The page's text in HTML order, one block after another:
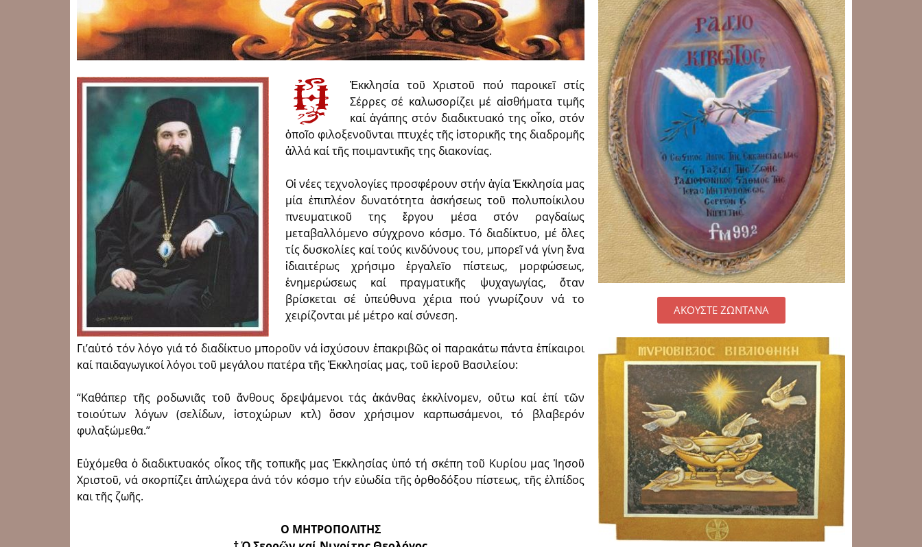
Ἐκκλησία τοῦ Χριστοῦ πού παροικεῖ στίς
Σέρρες σέ καλωσορίζει μέ αἰσθήματα τιμῆς
καί ἀγάπης στόν διαδικτυακό της οἶκο, στόν
ὁποῖο φιλοξενοῦνται πτυχές τῆς ἱστορικῆς της διαδρομῆς
ἀλλά καί τῆς ποιμαντικῆς της διακονίας.
Οἱ νέες τεχνολογίες προσφέρουν στήν ἁγία Ἐκκλησία μας
μία ἐπιπλέον δυνατότητα ἀσκήσεως τοῦ πολυποίκιλου
πνευματικοῦ της ἔργου μέσα στόν ραγδαίως
μεταβαλλόμενο σύγχρονο κόσμο. Τό διαδίκτυο, μέ ὅλες
τίς δυσκολίες καί τούς κινδύνους του, μπορεῖ νά γίνη ἕνα
ἰδιαιτέρως χρήσιμο ἐργαλεῖο πίστεως, μορφώσεως,
ἐνημερώσεως καί πραγματικῆς ψυχαγωγίας, ὅταν
βρίσκεται σέ ὑπεύθυνα χέρια πού γνωρίζουν νά το
χειρίζονται μέ μέτρο καί σύνεση.
Γι’αὐτό τόν λόγο γιά τό διαδίκτυο μποροῦν νά ἰσχύσουν ἐπακριβῶς οἱ παρακάτω πάντα ἐπίκαιροι
καί παιδαγωγικοί λόγοι τοῦ μεγάλου πατέρα τῆς Ἐκκλησίας μας, τοῦ ἱεροῦ Βασιλείου:
“Καθάπερ τῆς ροδωνιᾶς τοῦ ἄνθους δρεψάμενοι τάς ἀκάνθας ἐκκλίνομεν, οὕτω καί ἐπί τῶν
τοιούτων λόγων (σελίδων, ἰστοχώρων κτλ) ὅσον χρήσιμον καρπωσάμενοι, τό βλαβερόν
φυλαξώμεθα.”
Εὐχόμεθα ὁ διαδικτυακός οἶκος τῆς τοπικῆς μας Ἐκκλησίας ὑπό τή σκέπη τοῦ Κυρίου μας Ἰησοῦ
Χριστοῦ, νά σκορπίζει ἀπλώχερα άνά τόν κόσμο τήν εὐωδία τῆς ὀρθοδόξου πίστεως, τῆς ἐλπίδος
και τῆς ζωῆς.
Ο ΜΗΤΡΟΠΟΛΙΤΗΣ
ΑΚΟΥΣΤΕ ΖΩΝΤΑΝΑ